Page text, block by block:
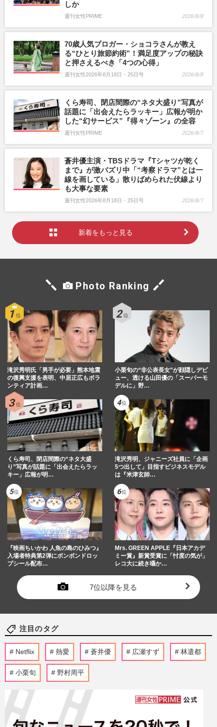
しか
週刊女性PRIME 2026/8/8
70歳人気ブロガー・ショコラさんが教え
る“ひとり旅節約術”！満足度アップの秘訣
と押さえるべき「4つの心得」
週刊女性2026年8月18日・25日号 2026/8/8
くら寿司、閉店間際の“ネタ大盛り”写真が
話題に「出会えたらラッキー」広報が明か
した“幻サービス”『得々ゾーン』の全容
週刊女性PRIME 2026/8/7
蒼井優主演・TBSドラマ『Tシャツが乾く
まで』が激バズリ中「“考察ドラマ”とは一
線を画している」散りばめられた伏線より
も大事な要素
週刊女性2026年8月18日・25日号 2026/8/7
新着をもっと見る
Photo Ranking
滝沢秀明氏「男手が必要」熊本地震
の復興支援を表明、中居正広もボラ
ンティア計画…
小栗旬の“非公表長女”が顔隠しデビ
ュー、透ける山田優の「スーパーモ
デルに」野…
くら寿司、閉店間際の“ネタ大盛
り”写真が話題に「出会えたらラッ
キー」広報が明…
滝沢秀明、ジャニーズ社員に「企画
5つ出して」目指すビジネスモデル
は『米津玄師…
『映画ちいかわ 人魚の島のひみつ』
入場者特典第2弾にボンボンドロッ
プシール配布…
Mrs. GREEN APPLE『日本アカデ
ミー賞』新賞受賞に「忖度の気が」
レコ大に続き囁か…
7位以降を見る
注目のタグ
Netflix 熱愛 蒼井優 広瀬すず 林遣都
小栗旬 野村周平